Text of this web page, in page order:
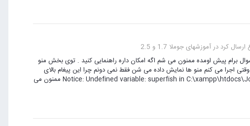
آموزشهای جوملا 1.7 و 2.5
. فیلمهای آموزشی تون واقعا عالی بودن دستتون درد نکنه . 1 سوال برام پیش اومده ممنون می شم اگه امکان داره راهنمایی کنید . توی بخش منو
اجرا می کنم منو ها نمایش داده می شن فقط نمی دونم چرا این پیغام بالای
قالبم میاد Notice: Undefined variable: superfish in C:\xampp\htdocs\Jooml\templates\tempkesh\index.php on line 12 ممنون می